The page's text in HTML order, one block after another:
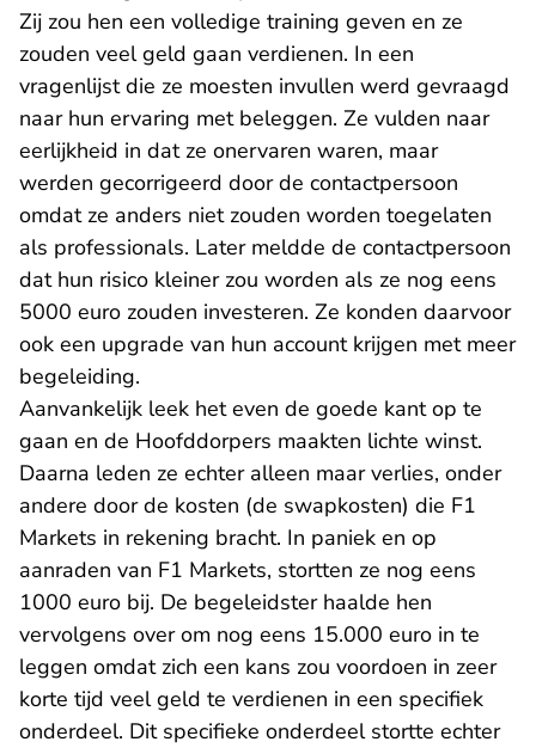
Zij zou hen een volledige training geven en ze
zouden veel geld gaan verdienen. In een
vragenlijst die ze moesten invullen werd gevraagd
naar hun ervaring met beleggen. Ze vulden naar
eerlijkheid in dat ze onervaren waren, maar
werden gecorrigeerd door de contactpersoon
omdat ze anders niet zouden worden toegelaten
als professionals. Later meldde de contactpersoon
dat hun risico kleiner zou worden als ze nog eens
5000 euro zouden investeren. Ze konden daarvoor
ook een upgrade van hun account krijgen met meer
begeleiding.
Aanvankelijk leek het even de goede kant op te
gaan en de Hoofddorpers maakten lichte winst.
Daarna leden ze echter alleen maar verlies, onder
andere door de kosten (de swapkosten) die F1
Markets in rekening bracht. In paniek en op
aanraden van F1 Markets, stortten ze nog eens
1000 euro bij. De begeleidster haalde hen
vervolgens over om nog eens 15.000 euro in te
leggen omdat zich een kans zou voordoen in zeer
korte tijd veel geld te verdienen in een specifiek
onderdeel. Dit specifieke onderdeel stortte echter